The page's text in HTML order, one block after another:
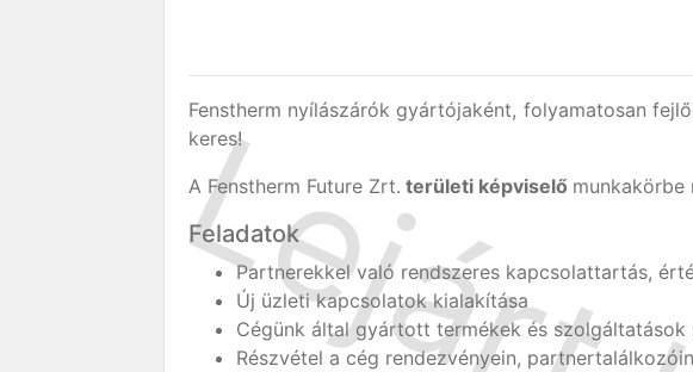
Fenstherm nyílászárók gyártójaként, folyamatosan
keres!
A Fenstherm Future Zrt. területi képviselő munkakörbe
Feladatok
Partnerekkel való rendszeres kapcsolattartás,
Új üzleti kapcsolatok kialakítása
Cégünk által gyártott termékek és szolgáltatások
Részvétel a cég rendezvényein, partnertalálkozóin